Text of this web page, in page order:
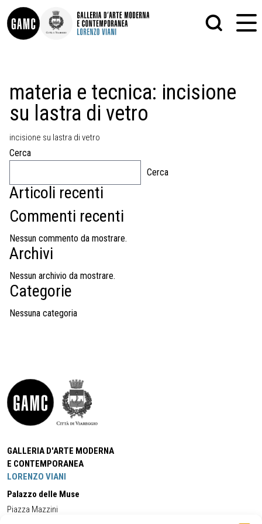
CONTATTI
DIDATTICA
SHOP
LE COLLEZIONI
GLI AUTORI
MOSTRE
EVENTI
PALAZZO DELLE MUSE
GRAFICA
PITTURA
SCULTURA
STAMPA
materia e tecnica: incisione
su lastra di vetro
incisione su lastra di vetro
Cerca
Cerca
Articoli recenti
Commenti recenti
Nessun commento da mostrare.
Archivi
Nessun archivio da mostrare.
Categorie
Nessuna categoria
GALLERIA D'ARTE MODERNA
E CONTEMPORANEA
LORENZO VIANI
Palazzo delle Muse
Piazza Mazzini